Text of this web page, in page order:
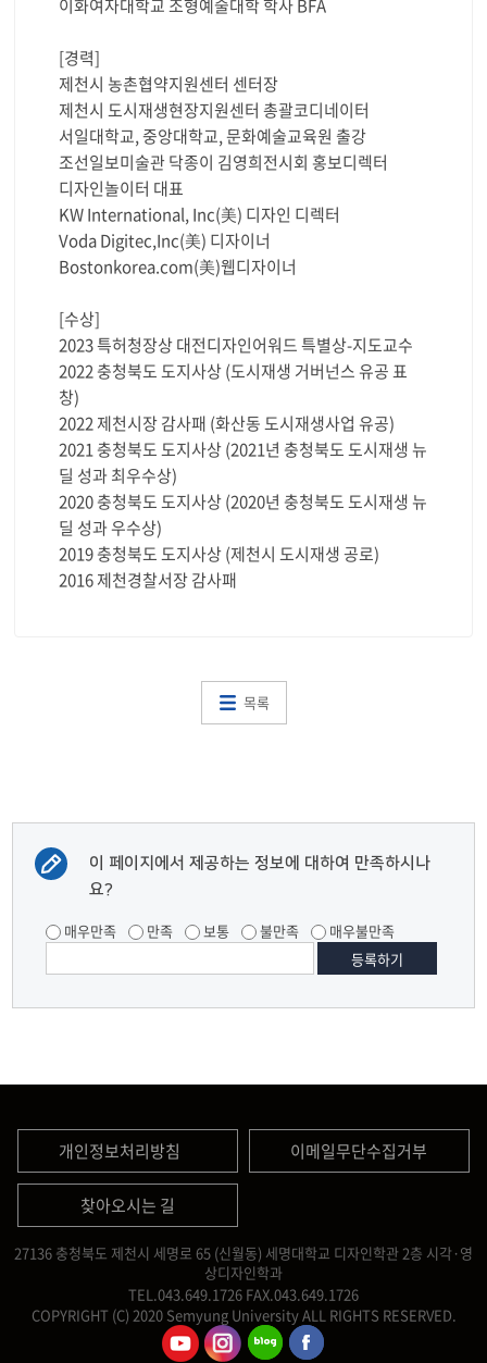
이화여자대학교 조형예술대학 학사 BFA
[경력]
제천시 농촌협약지원센터 센터장
제천시 도시재생현장지원센터 총괄코디네이터
서일대학교, 중앙대학교, 문화예술교육원 출강
조선일보미술관 닥종이 김영희전시회 홍보디렉터
디자인놀이터 대표
KW International, Inc(美) 디자인 디렉터
Voda Digitec,Inc(美) 디자이너
Bostonkorea.com(美)웹디자이너
[수상]
2023 특허청장상 대전디자인어워드 특별상-지도교수
2022 충청북도 도지사상 (도시재생 거버넌스 유공 표
창)
2022 제천시장 감사패 (화산동 도시재생사업 유공)
2021 충청북도 도지사상 (2021년 충청북도 도시재생 뉴
딜 성과 최우수상)
2020 충청북도 도지사상 (2020년 충청북도 도시재생 뉴
딜 성과 우수상)
2019 충청북도 도지사상 (제천시 도시재생 공로)
2016 제천경찰서장 감사패
목록
이 페이지에서 제공하는 정보에 대하여 만족하시나
요?
매우만족 만족 보통 불만족 매우불만족
개인정보처리방침 이메일무단수집거부
찾아오시는 길
27136 충청북도 제천시 세명로 65 (신월동) 세명대학교 디자인학관 2층 시각·영
상디자인학과
TEL.043.649.1726 FAX.043.649.1726
COPYRIGHT (C) 2020 Semyung University ALL RIGHTS RESERVED.